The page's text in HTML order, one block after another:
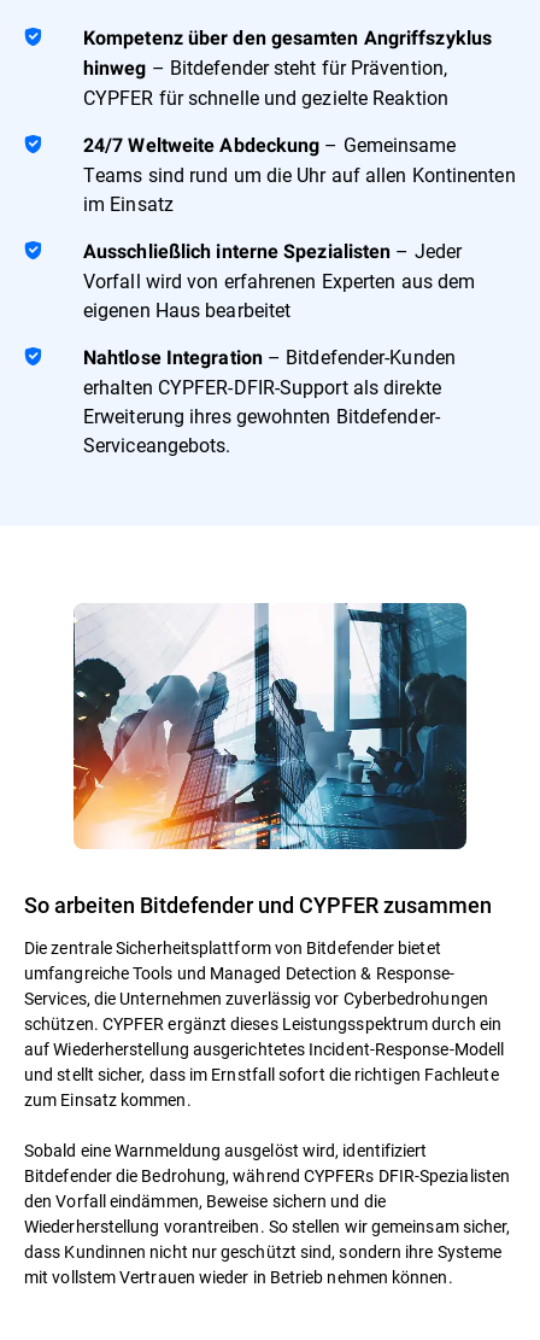
Kompetenz über den gesamten Angriffszyklus
hinweg – Bitdefender steht für Prävention,
CYPFER für schnelle und gezielte Reaktion
24/7 Weltweite Abdeckung – Gemeinsame
Teams sind rund um die Uhr auf allen Kontinenten
im Einsatz
Ausschließlich interne Spezialisten – Jeder
Vorfall wird von erfahrenen Experten aus dem
eigenen Haus bearbeitet
Nahtlose Integration– Bitdefender-Kunden
erhalten CYPFER-DFIR-Support als direkte
Erweiterung ihres gewohnten Bitdefender-
Serviceangebots.
So arbeiten Bitdefender und CYPFER zusammen
Die zentrale Sicherheitsplattform von Bitdefender bietet
umfangreiche Tools und Managed Detection & Response-
Services, die Unternehmen zuverlässig vor Cyberbedrohungen
schützen. CYPFER ergänzt dieses Leistungsspektrum durch ein
auf Wiederherstellung ausgerichtetes Incident-Response-Modell
und stellt sicher, dass im Ernstfall sofort die richtigen Fachleute
zum Einsatz kommen.
Sobald eine Warnmeldung ausgelöst wird, identifiziert
Bitdefender die Bedrohung, während CYPFERs DFIR-Spezialisten
den Vorfall eindämmen, Beweise sichern und die
Wiederherstellung vorantreiben. So stellen wir gemeinsam sicher,
dass Kundinnen nicht nur geschützt sind, sondern ihre Systeme
mit vollstem Vertrauen wieder in Betrieb nehmen können.